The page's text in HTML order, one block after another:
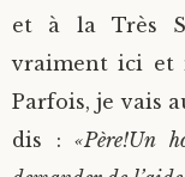
et à la Très
vraiment ici et
Parfois, je vais
dis :«Père!Un